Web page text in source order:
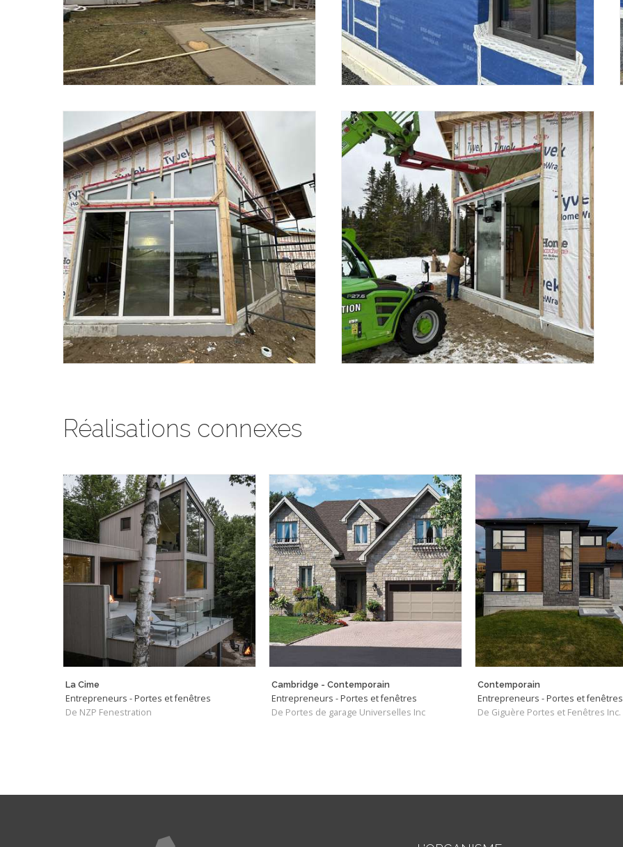
Réalisations connexes
La Cime
Entrepreneurs - Portes et fenêtres
De NZP Fenestration
Cambridge - Contemporain
Entrepreneurs - Portes et fenêtres
De Portes de garage Universelles Inc
Contemporain
Entrepreneurs - Portes et fenêtres
De Giguère Portes et Fenêtres Inc.